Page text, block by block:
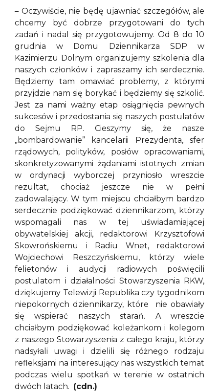
– Oczywiście, nie będę ujawniać szczegółów, ale
chcemy być dobrze przygotowani do tych
zadań i nadal się przygotowujemy. Od 8 do 10
grudnia w Domu Dziennikarza SDP w
Kazimierzu Dolnym organizujemy szkolenia dla
naszych członków i zapraszamy ich serdecznie.
Będziemy tam omawiać problemy, z którymi
przyjdzie nam się borykać i będziemy się szkolić.
Jest za nami ważny etap osiągnięcia pewnych
sukcesów i przedostania się naszych postulatów
do Sejmu RP. Cieszymy się, że nasze
„bombardowanie” kancelarii Prezydenta, sfer
rządowych, polityków, posłów opracowaniami,
skonkretyzowanymi żądaniami istotnych zmian
w ordynacji wyborczej przyniosło wreszcie
rezultat, chociaż jeszcze nie w pełni
zadowalający. W tym miejscu chciałbym bardzo
serdecznie podziękować dziennikarzom, którzy
wspomagali nas w tej uświadamiającej
obywatelskiej akcji, redaktorowi Krzysztofowi
Skowrońskiemu i Radiu Wnet, redaktorowi
Wojciechowi Reszczyńskiemu, którzy wiele
felietonów i audycji radiowych poświęcili
postulatom i działalności Stowarzyszenia RKW,
dziękujemy Telewizji Republika czy tygodnikom
niepokornych dziennikarzy, które nie obawiały
się wspierać naszych starań. A wreszcie
chciałbym podziękować koleżankom i kolegom
z naszego Stowarzyszenia z całego kraju, którzy
nadsyłali uwagi i dzielili się różnego rodzaju
refleksjami na interesujący nas wszystkich temat
podczas wielu spotkań w terenie w ostatnich
dwóch latach. (cdn.)